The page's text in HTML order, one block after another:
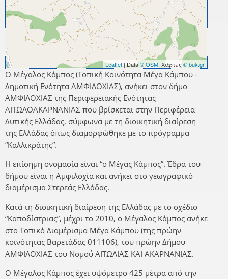
Leaflet | Data© OSM, Χάρτες© buk.gr
Ο Μέγαλος Κάμπος (Τοπική Κοινότητα Μέγα Κάμπου -
Δημοτική Ενότητα ΑΜΦΙΛΟΧΙΑΣ), ανήκει στον δήμο
ΑΜΦΙΛΟΧΙΑΣ της Περιφερειακής Ενότητας
ΑΙΤΩΛΟΑΚΑΡΝΑΝΙΑΣ που βρίσκεται στην Περιφέρεια
Δυτικής Ελλάδας, σύμφωνα με τη διοικητική διαίρεση
της Ελλάδας όπως διαμορφώθηκε με το πρόγραμμα
“Καλλικράτης”.
Η επίσημη ονομασία είναι “ο Μέγας Κάμπος”. Έδρα του
δήμου είναι η Αμφιλοχία και ανήκει στο γεωγραφικό
διαμέρισμα Στερεάς Ελλάδας.
Κατά τη διοικητική διαίρεση της Ελλάδας με το σχέδιο
“Καποδίστριας”, μέχρι το 2010, ο Μέγαλος Κάμπος ανήκε
στο Τοπικό Διαμέρισμα Μέγα Κάμπου (της πρώην
κοινότητας Βαρετάδας 011106), του πρώην Δήμου
ΑΜΦΙΛΟΧΙΑΣ του Νομού ΑΙΤΩΛΙΑΣ ΚΑΙ ΑΚΑΡΝΑΝΙΑΣ.
Ο Μέγαλος Κάμπος έχει υψόμετρο 425 μέτρα από την